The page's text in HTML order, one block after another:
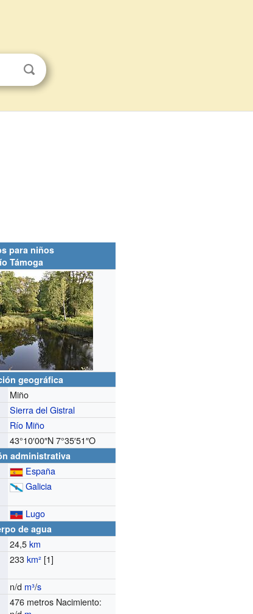
para niños
Támoga
geográfica
Miño
Sierra del Gistral
Río Miño
43°10′00″N 7°35′51″O
administrativa
España
Galicia
Lugo
de agua
24,5km
233km² [1]
n/d m³/s
476 metros Nacimiento: